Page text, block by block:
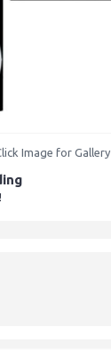
Image for Gallery